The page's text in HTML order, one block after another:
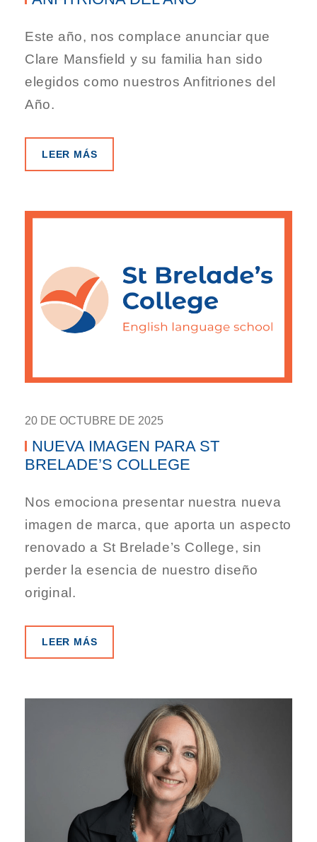
Este año, nos complace anunciar que
Clare Mansfield y su familia han sido
elegidos como nuestros Anfitriones del
Año.
LEER MÁS
20 DE OCTUBRE DE 2025
NUEVA IMAGEN PARA ST
BRELADE’S COLLEGE
Nos emociona presentar nuestra nueva
imagen de marca, que aporta un aspecto
renovado a St Brelade’s College, sin
perder la esencia de nuestro diseño
original.
LEER MÁS